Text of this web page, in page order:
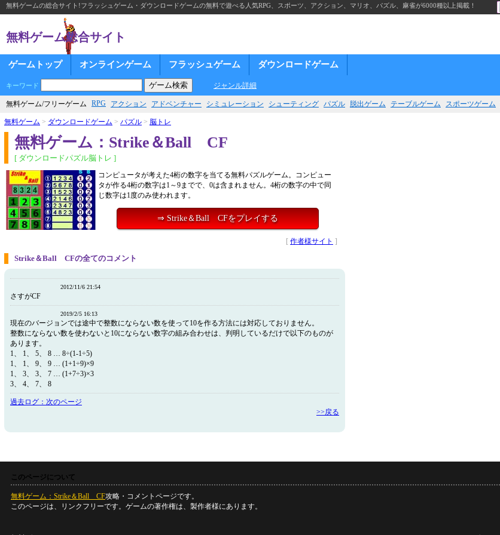
無料ゲームの総合サイト!フラッシュゲーム・ダウンロードゲームの無料で遊べる人気RPG、スポーツ、アクション、マリオ、パズル、麻雀が6000種以上掲載！
無料ゲーム総合サイト
ゲームトップ オンラインゲーム フラッシュゲーム ダウンロードゲーム
キーワード ジャンル詳細
無料ゲーム/フリーゲーム RPG アクション アドベンチャー シミュレーション シューティング パズル 脱出ゲーム テーブルゲーム スポーツゲーム
無料ゲーム > ダウンロードゲーム > パズル > 脳トレ
無料ゲーム：Strike＆Ball CF
[ ダウンロードパズル脳トレ ]
コンピュータが考えた4桁の数字を当てる無料パズルゲーム。コンピュー
タが作る4桁の数字は1～9までで、0は含まれません。4桁の数字の中で同
じ数字は1度のみ使われます。
⇒ Strike＆Ball CFをプレイする
[ 作者様サイト ]
Strike＆Ball CFの全てのコメント
2012/11/6 21:54
さすがCF
2019/2/5 16:13
現在のバージョンでは途中で整数にならない数を使って10を作る方法には対応しておりません。
整数にならない数を使わないと10にならない数字の組み合わせは、判明しているだけで以下のものが
あります。
1、 1、 5、 8 … 8÷(1-1÷5)
1、 1、 9、 9 … (1+1÷9)×9
1、 3、 3、 7 … (1+7÷3)×3
3、 4、 7、 8
過去ログ：次のページ
>>戻る
このページについて
無料ゲーム：Strike＆Ball CF攻略・コメントページです。
このページは、リンクフリーです。ゲームの著作権は、製作者様にあります。